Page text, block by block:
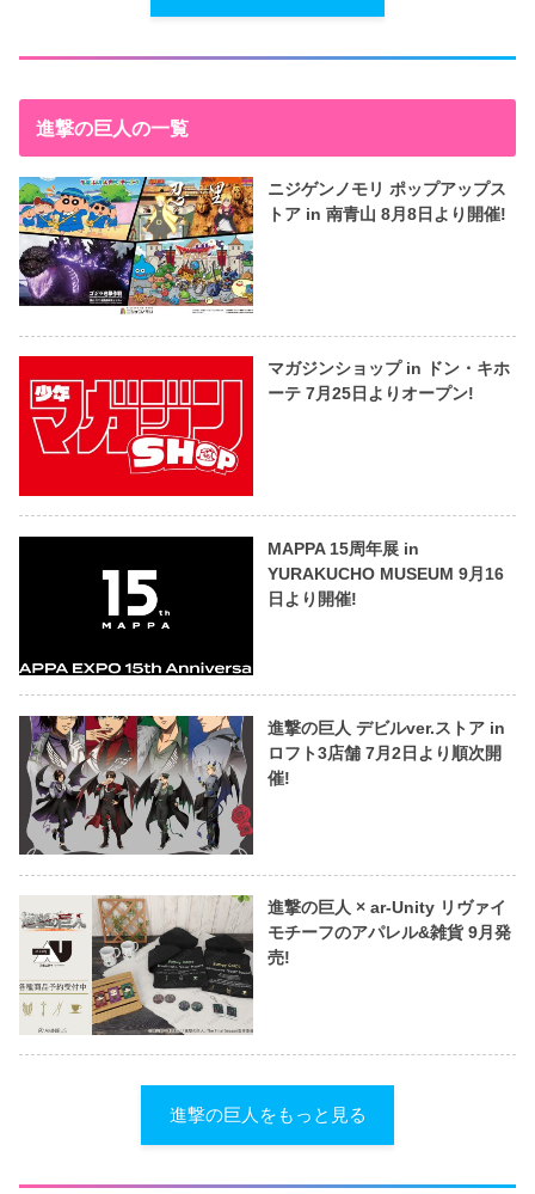
進撃の巨人の一覧
ニジゲンノモリ ポップアップス
トア in 南青山 8月8日より開催!
マガジンショップ in ドン・キホ
ーテ 7月25日よりオープン!
MAPPA 15周年展 in
YURAKUCHO MUSEUM 9月16
日より開催!
進撃の巨人 デビルver.ストア in
ロフト3店舗 7月2日より順次開
催!
進撃の巨人 × ar-Unity リヴァイ
モチーフのアパレル&雑貨 9月発
売!
進撃の巨人をもっと見る